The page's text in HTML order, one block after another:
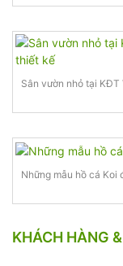
Sân vườn nhỏ tại KĐT
Những mẫu hồ cá Koi
KHÁCH HÀNG